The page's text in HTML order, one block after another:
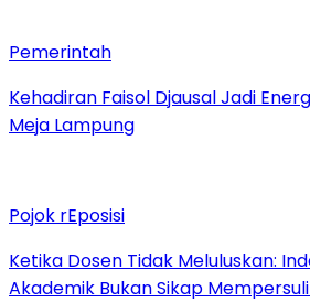
Pemerintah
Kehadiran Faisol Djausal Jadi
Meja Lampung
Pojok rEposisi
Ketika Dosen Tidak Meluluskan:
Akademik Bukan Sikap